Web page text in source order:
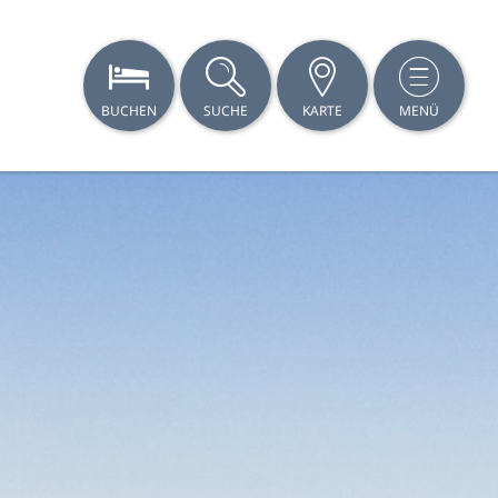
BUCHEN SUCHE KARTE MENÜ